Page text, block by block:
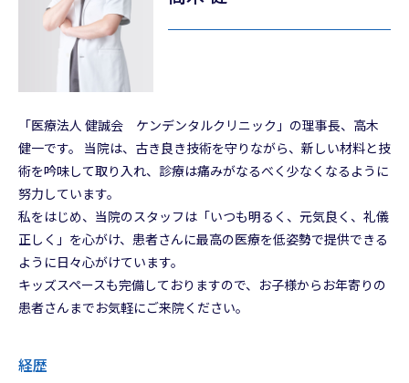
「医療法人 健誠会 ケンデンタルクリニック」の理事長、高木
健一です。 当院は、古き良き技術を守りながら、新しい材料と技
術を吟味して取り入れ、診療は痛みがなるべく少なくなるように
努力しています。
私をはじめ、当院のスタッフは「いつも明るく、元気良く、礼儀
正しく」を心がけ、患者さんに最高の医療を低姿勢で提供できる
ように日々心がけています。
キッズスペースも完備しておりますので、お子様からお年寄りの
患者さんまでお気軽にご来院ください。
経歴